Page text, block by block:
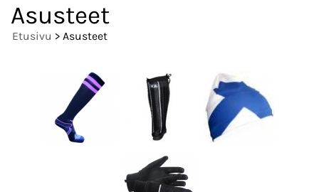
Asusteet
Etusivu > Asusteet